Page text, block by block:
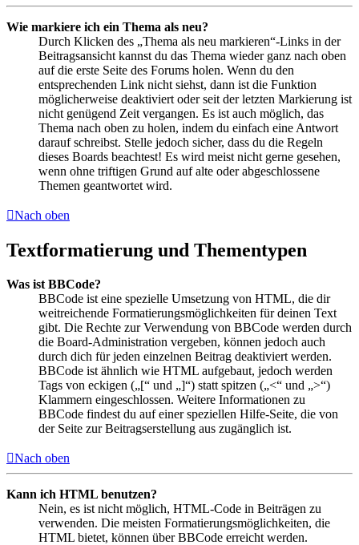
Wie markiere ich ein Thema als neu?
Durch Klicken des „Thema als neu markieren“-Links in der
Beitragsansicht kannst du das Thema wieder ganz nach oben
auf die erste Seite des Forums holen. Wenn du den
entsprechenden Link nicht siehst, dann ist die Funktion
möglicherweise deaktiviert oder seit der letzten Markierung ist
nicht genügend Zeit vergangen. Es ist auch möglich, das
Thema nach oben zu holen, indem du einfach eine Antwort
darauf schreibst. Stelle jedoch sicher, dass du die Regeln
dieses Boards beachtest! Es wird meist nicht gerne gesehen,
wenn ohne triftigen Grund auf alte oder abgeschlossene
Themen geantwortet wird.
Nach oben
Textformatierung und Thementypen
Was ist BBCode?
BBCode ist eine spezielle Umsetzung von HTML, die dir
weitreichende Formatierungsmöglichkeiten für deinen Text
gibt. Die Rechte zur Verwendung von BBCode werden durch
die Board-Administration vergeben, können jedoch auch
durch dich für jeden einzelnen Beitrag deaktiviert werden.
BBCode ist ähnlich wie HTML aufgebaut, jedoch werden
Tags von eckigen („[“ und „]“) statt spitzen („<“ und „>“)
Klammern eingeschlossen. Weitere Informationen zu
BBCode findest du auf einer speziellen Hilfe-Seite, die von
der Seite zur Beitragserstellung aus zugänglich ist.
Nach oben
Kann ich HTML benutzen?
Nein, es ist nicht möglich, HTML-Code in Beiträgen zu
verwenden. Die meisten Formatierungsmöglichkeiten, die
HTML bietet, können über BBCode erreicht werden.